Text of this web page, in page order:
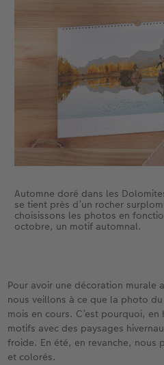
Automne doré dans les
se tient près d’un rocher
choisissons les photos en
octobre, un motif automnal.
Pour avoir une décoration murale
nous veillons à ce que la photo
mois en cours. C’est pourquoi,
motifs avec des paysages
froide. En été, en revanche, nous
et colorés.